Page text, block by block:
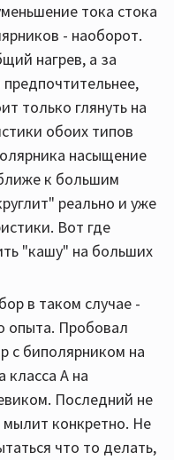
тока стока
- наоборот.
нагрев, а за
только глянуть на
обоих типов
насыщение
к большим
реально и уже
Вот где
"кашу" на больших
в таком случае -
опыта. Пробовал
с биполярником на
А на
Последний не
мылит конкретно. Не
что то делать,